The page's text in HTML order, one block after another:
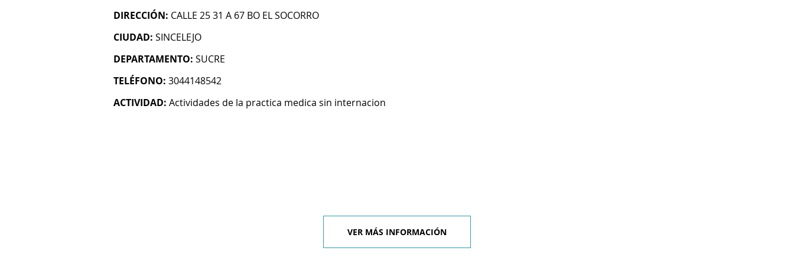
DIRECCIÓN: CALLE 25 31 A 67 BO EL SOCORRO
CIUDAD: SINCELEJO
DEPARTAMENTO: SUCRE
TELÉFONO: 3044148542
ACTIVIDAD: Actividades de la practica medica sin internacion
VER MÁS INFORMACIÓN